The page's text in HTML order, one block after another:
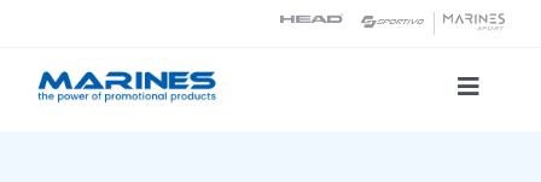
content
Toggle